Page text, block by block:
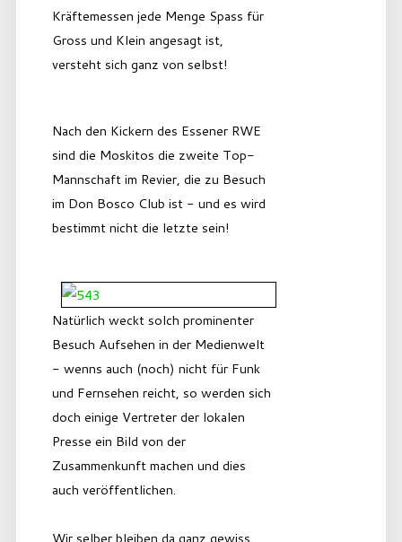
Kräftemessen jede Menge Spass für
Gross und Klein angesagt ist,
versteht sich ganz von selbst!
Nach den Kickern des Essener RWE
sind die Moskitos die zweite Top-
Mannschaft im Revier, die zu Besuch
im Don Bosco Club ist - und es wird
bestimmt nicht die letzte sein!
Natürlich weckt solch prominenter
Besuch Aufsehen in der Medienwelt
- wenns auch (noch) nicht für Funk
und Fernsehen reicht, so werden sich
doch einige Vertreter der lokalen
Presse ein Bild von der
Zusammenkunft machen und dies
auch veröffentlichen.
Wir selber bleiben da ganz gewiss